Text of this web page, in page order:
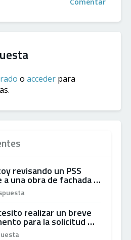
o acceder para
revisando un PSS
una obra de fachada …
realizar un breve
para la solicitud …